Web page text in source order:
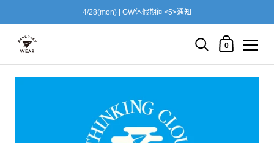
4/28(mon) | GW休假期间<5>通知
shopping cart
0